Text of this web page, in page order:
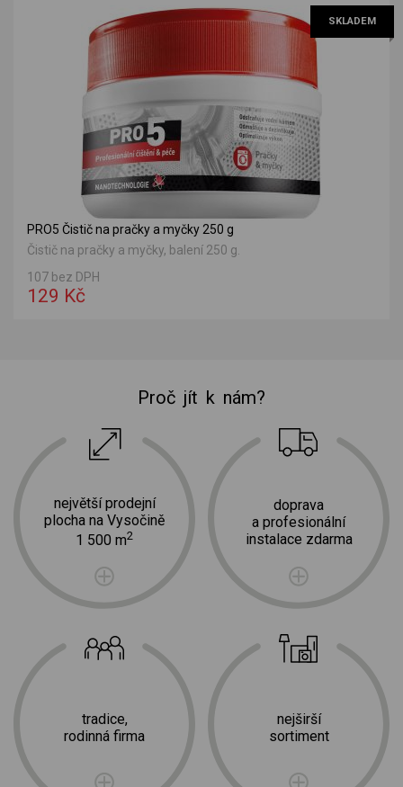
SKLADEM
PRO5 Čistič na pračky a myčky 250 g
Čistič na pračky a myčky, balení 250 g.
107 bez DPH
129 Kč
Proč jít k nám?
největší prodejní
plocha na Vysočině
1 500 m2
tradice,
rodinná firma
doprava
a profesionální
instalace zdarma
nejširší
sortiment